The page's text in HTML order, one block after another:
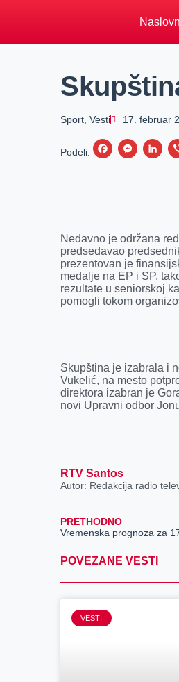
Sport ,Vesti 17. februar
Podeli:
F
o
o
k
M
n
g
e
r
L
d
I
n
Nedavno je održana
predsedavao
prezentovan je
medalje na EP i SP,
rezultate u seniorskoj
pomogli tokom
Skupština je izabrala i
Vukelić, na mesto
direktora izabran je
novi Upravni odbor
RTV Santos
Autor: Redakcija radio
PRETHODNO
Vremenska prognoza za
POVEZANE VESTI
VESTI